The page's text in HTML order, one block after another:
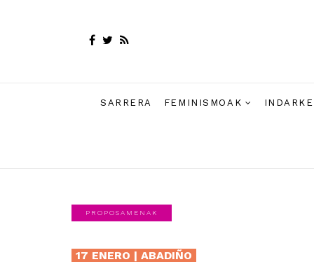
SARRERA FEMINISMOAK
PROPOSAMENAK
17 ENERO | ABADIÑO